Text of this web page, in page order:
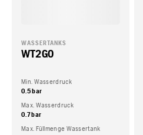
WASSERTANKS
WT2GO
Min. Wasserdruck
0.5 bar
Max. Wasserdruck
0.7 bar
Max. Füllmenge Wassertank